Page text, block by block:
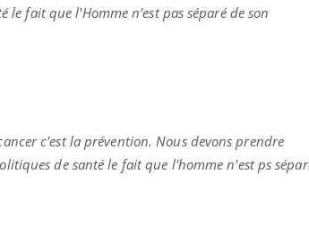
fait que l'Homme n'est pas séparé de son
c'est la prévention. Nous devons prendre
de santé le fait que l'homme n'est ps